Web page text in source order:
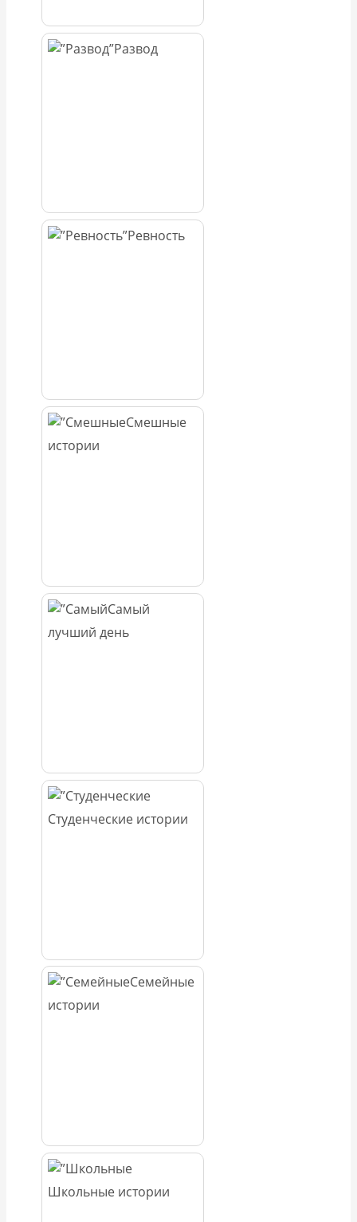
Развод
Ревность
Смешные
истории
Самый
лучший день
Студенческие истории
Семейные
истории
Школьные истории